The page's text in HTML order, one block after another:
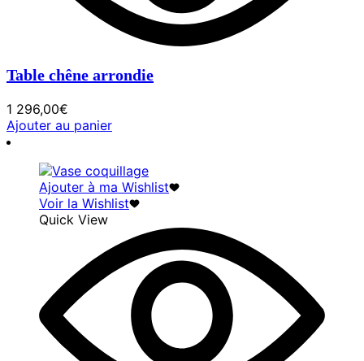
Table chêne arrondie
1 296,00€
Ajouter au panier
Ajouter à ma Wishlist
Voir la Wishlist
Quick View